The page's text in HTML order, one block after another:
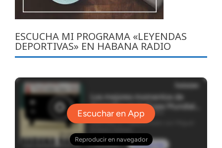
ESCUCHA MI PROGRAMA «LEYENDAS
DEPORTIVAS» EN HABANA RADIO